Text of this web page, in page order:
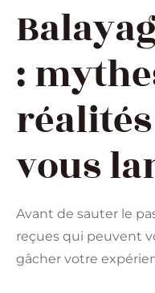
:
vous
Avant de sauter le
reçues qui peuvent
gâcher votre